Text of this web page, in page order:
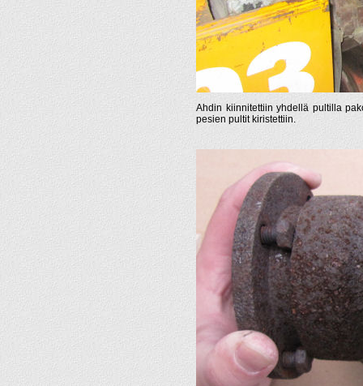
Ahdin kiinnitettiin yhdellä pultilla
pesien pultit kiristettiin.